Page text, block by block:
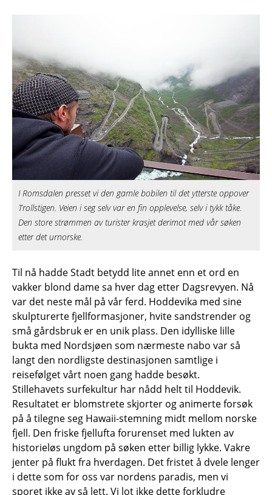
I Romsdalen presset vi den gamle bobilen til det ytterste oppover
Trollstigen. Veien i seg selv var en fin opplevelse, selv i tykk tåke.
Den store strømmen av turister krasjet derimot med vår søken
etter det urnorske.
Til nå hadde Stadt betydd lite annet enn et ord en
vakker blond dame sa hver dag etter Dagsrevyen. Nå
var det neste mål på vår ferd. Hoddevika med sine
skulpturerte fjellformasjoner, hvite sandstrender og
små gårdsbruk er en unik plass. Den idylliske lille
bukta med Nordsjøen som nærmeste nabo var så
langt den nordligste destinasjonen samtlige i
reisefølget vårt noen gang hadde besøkt.
Stillehavets surfekultur har nådd helt til Hoddevik.
Resultatet er blomstrete skjorter og animerte forsøk
på å tilegne seg Hawaii-stemning midt mellom norske
fjell. Den friske fjellufta forurenset med lukten av
historieløs ungdom på søken etter billig lykke. Vakre
jenter på flukt fra hverdagen. Det fristet å dvele lenger
i dette som for oss var nordens paradis, men vi
sporet ikke av så lett. Vi lot ikke dette forkludre